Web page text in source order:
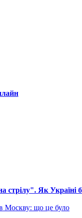
Як Україні
Москву: що це було